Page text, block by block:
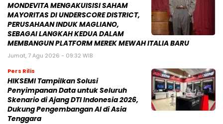
MONDEVITA MENGAKUISISI SAHAM
MAYORITAS DI UNDERSCORE DISTRICT,
PERUSAHAAN INDUK MAGLIANO,
SEBAGAI LANGKAH KEDUA DALAM
MEMBANGUN PLATFORM MEREK MEWAH ITALIA BARU
Jumat, 7 Agu 2026 - 09:32 WIB
Pers Rilis
HIKSEMI Tampilkan Solusi
Penyimpanan Data untuk Seluruh
Skenario di Ajang DTI Indonesia 2026,
Dukung Pengembangan AI di Asia
Tenggara